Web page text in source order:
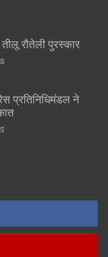
रौतेली पुरस्कार
प्रतिनिधिमंडल ने